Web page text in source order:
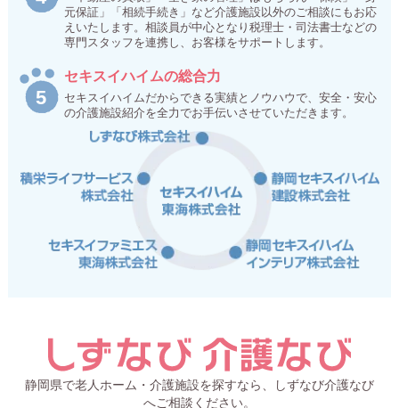
元保証」「相続手続き」など介護施設以外のご相談にもお応
えいたします。相談員が中心となり税理士・司法書士などの
専門スタッフを連携し、お客様をサポートします。
セキスイハイムの総合力
セキスイハイムだからできる実績とノウハウで、安全・安心
の介護施設紹介を全力でお手伝いさせていただきます。
静岡県で老人ホーム・介護施設を探すなら、しずなび介護なび
へご相談ください。